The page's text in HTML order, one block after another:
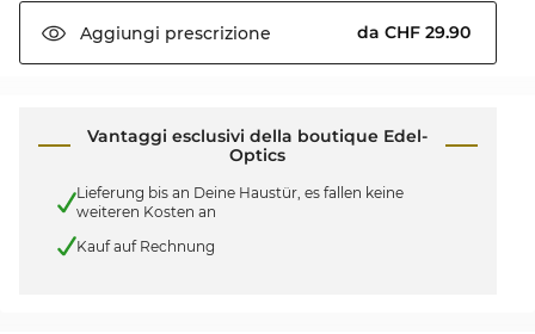
Aggiungi prescrizione da CHF 29.90
Vantaggi esclusivi della boutique Edel-
Optics
Lieferung bis an Deine Haustür, es fallen keine
weiteren Kosten an
Kauf auf Rechnung